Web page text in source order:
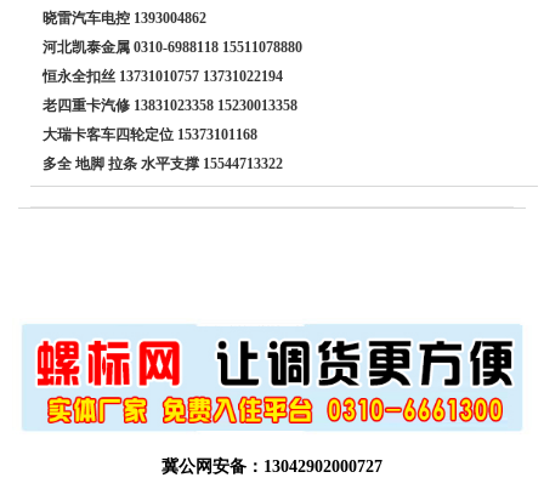
晓雷汽车电控 1393004862
河北凯泰金属 0310-6988118 15511078880
恒永全扣丝 13731010757 13731022194
老四重卡汽修 13831023358 15230013358
大瑞卡客车四轮定位 15373101168
多全 地脚 拉条 水平支撑 15544713322
冀公网安备：13042902000727